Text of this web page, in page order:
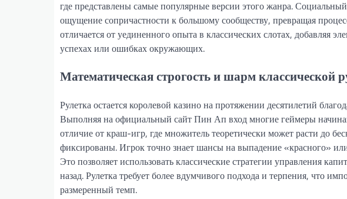
где представлены самые популярные версии этого жанра.
ощущение сопричастности к большому сообществу, превращая
отличается от уединенного опыта в классических слотах, добавляя
успехах или ошибках окружающих.
Математическая строгость и шарм классической
Рулетка остается королевой казино на протяжении десятилетий
Выполняя на официальный сайт Пин Ап вход многие геймеры
отличие от краш-игр, где множитель теоретически может расти до
фиксированы. Игрок точно знает шансы на выпадение «красного»
Это позволяет использовать классические стратегии управления
назад. Рулетка требует более вдумчивого подхода и терпения, что
размеренный темп.